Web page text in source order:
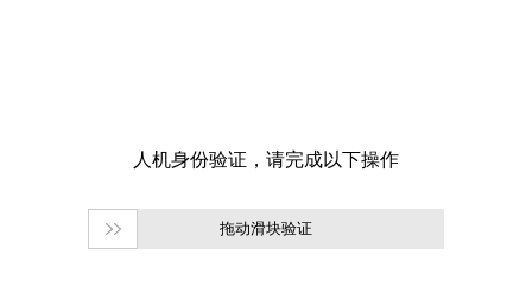
拖动滑块验证